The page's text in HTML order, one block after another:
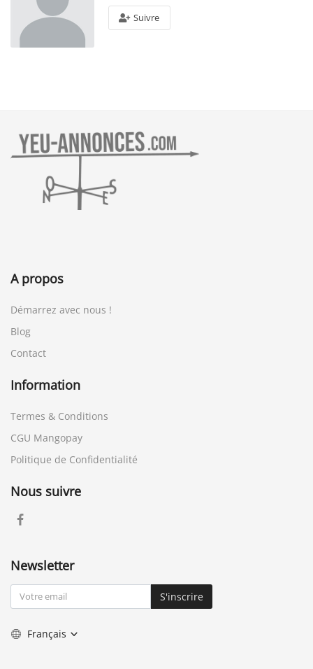
Suivre
A propos
Démarrez avec nous !
Blog
Contact
Information
Termes & Conditions
CGU Mangopay
Politique de Confidentialité
Nous suivre
Newsletter
S'inscrire
Français